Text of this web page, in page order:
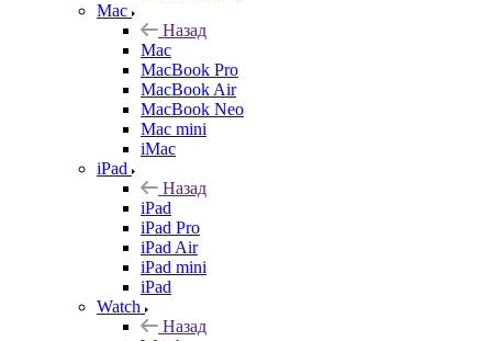
Mac
Назад
Mac
MacBook Pro
MacBook Air
MacBook Neo
Mac mini
iMac
iPad
Назад
iPad
iPad Pro
iPad Air
iPad mini
iPad
Watch
Назад